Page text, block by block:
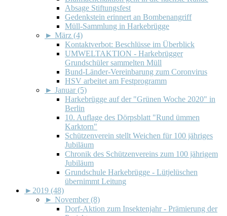
Absage Stiftungsfest
Gedenkstein erinnert an Bombenangriff
Müll-Sammlung in Harkebrügge
► März (4)
Kontaktverbot: Beschlüsse im Überblick
UMWELTAKTION - Harkebrügger
Grundschüler sammelten Müll
Bund-Länder-Vereinbarung zum Coronvirus
HSV arbeitet am Festprogramm
► Januar (5)
Harkebrügge auf der "Grünen Woche 2020" in
Berlin
10. Auflage des Dörpsblatt "Rund ümmen
Karktorn"
Schützenverein stellt Weichen für 100 jähriges
Jubiläum
Chronik des Schützenvereins zum 100 jährigem
Jubiläum
Grundschule Harkebrügge - Lütjelüschen
übernimmt Leitung
► 2019 (48)
► November (8)
Dorf-Aktion zum Insektenjahr - Prämierung der